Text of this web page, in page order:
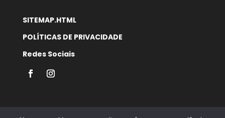
SITEMAP.HTML
POLÍTICAS DE PRIVACIDADE
Redes Sociais